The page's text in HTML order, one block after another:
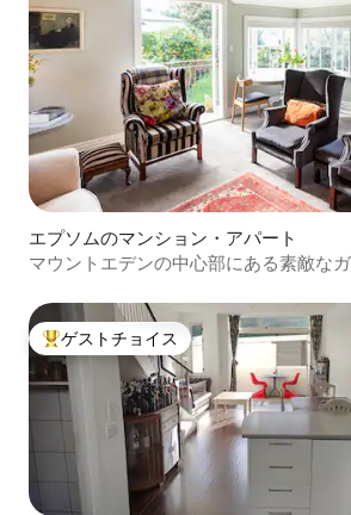
エプソムのマンション・アパート
マウントエデンの中心部にある素敵な
大好評のゲストチョイスです。
ゲストチョイス